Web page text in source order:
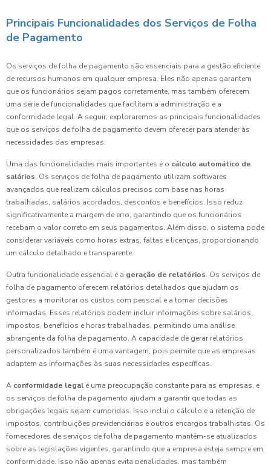
Principais Funcionalidades dos Serviços de Folha
de Pagamento
Os serviços de folha de pagamento são essenciais para a gestão eficiente
de recursos humanos em qualquer empresa. Eles não apenas garantem
que os funcionários sejam pagos corretamente, mas também oferecem
uma série de funcionalidades que facilitam a administração e a
conformidade legal. A seguir, exploraremos as principais funcionalidades
que os serviços de folha de pagamento devem oferecer para atender às
necessidades das empresas.
Uma das funcionalidades mais importantes é o cálculo automático de
salários. Os serviços de folha de pagamento utilizam softwares
avançados que realizam cálculos precisos com base nas horas
trabalhadas, salários acordados, descontos e benefícios. Isso reduz
significativamente a margem de erro, garantindo que os funcionários
recebam o valor correto em seus pagamentos. Além disso, o sistema pode
considerar variáveis como horas extras, faltas e licenças, proporcionando
um cálculo detalhado e transparente.
Outra funcionalidade essencial é a geração de relatórios. Os serviços de
folha de pagamento oferecem relatórios detalhados que ajudam os
gestores a monitorar os custos com pessoal e a tomar decisões
informadas. Esses relatórios podem incluir informações sobre salários,
impostos, benefícios e horas trabalhadas, permitindo uma análise
abrangente da folha de pagamento. A capacidade de gerar relatórios
personalizados também é uma vantagem, pois permite que as empresas
adaptem as informações às suas necessidades específicas.
A conformidade legal é uma preocupação constante para as empresas, e
os serviços de folha de pagamento ajudam a garantir que todas as
obrigações legais sejam cumpridas. Isso inclui o cálculo e a retenção de
impostos, contribuições previdenciárias e outros encargos trabalhistas. Os
fornecedores de serviços de folha de pagamento mantêm-se atualizados
sobre as legislações vigentes, garantindo que a empresa esteja sempre em
conformidade. Isso não apenas evita penalidades, mas também